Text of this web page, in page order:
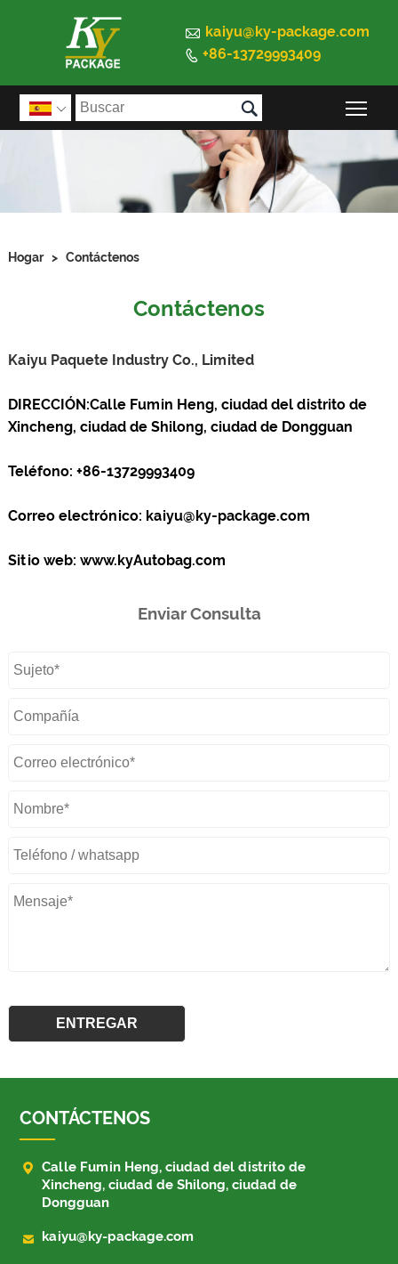
 kaiyu@ky-package.com
 +86-13729993409
 
Hogar > Contáctenos
Contáctenos
Kaiyu Paquete Industry Co., Limited
DIRECCIÓN:Calle Fumin Heng, ciudad del distrito de
Xincheng, ciudad de Shilong, ciudad de Dongguan
Teléfono: +86-13729993409
Correo electrónico: kaiyu@ky-package.com
Sitio web: www.kyAutobag.com
Enviar Consulta
CONTÁCTENOS
 Calle Fumin Heng, ciudad del distrito de
Xincheng, ciudad de Shilong, ciudad de
Dongguan
 kaiyu@ky-package.com